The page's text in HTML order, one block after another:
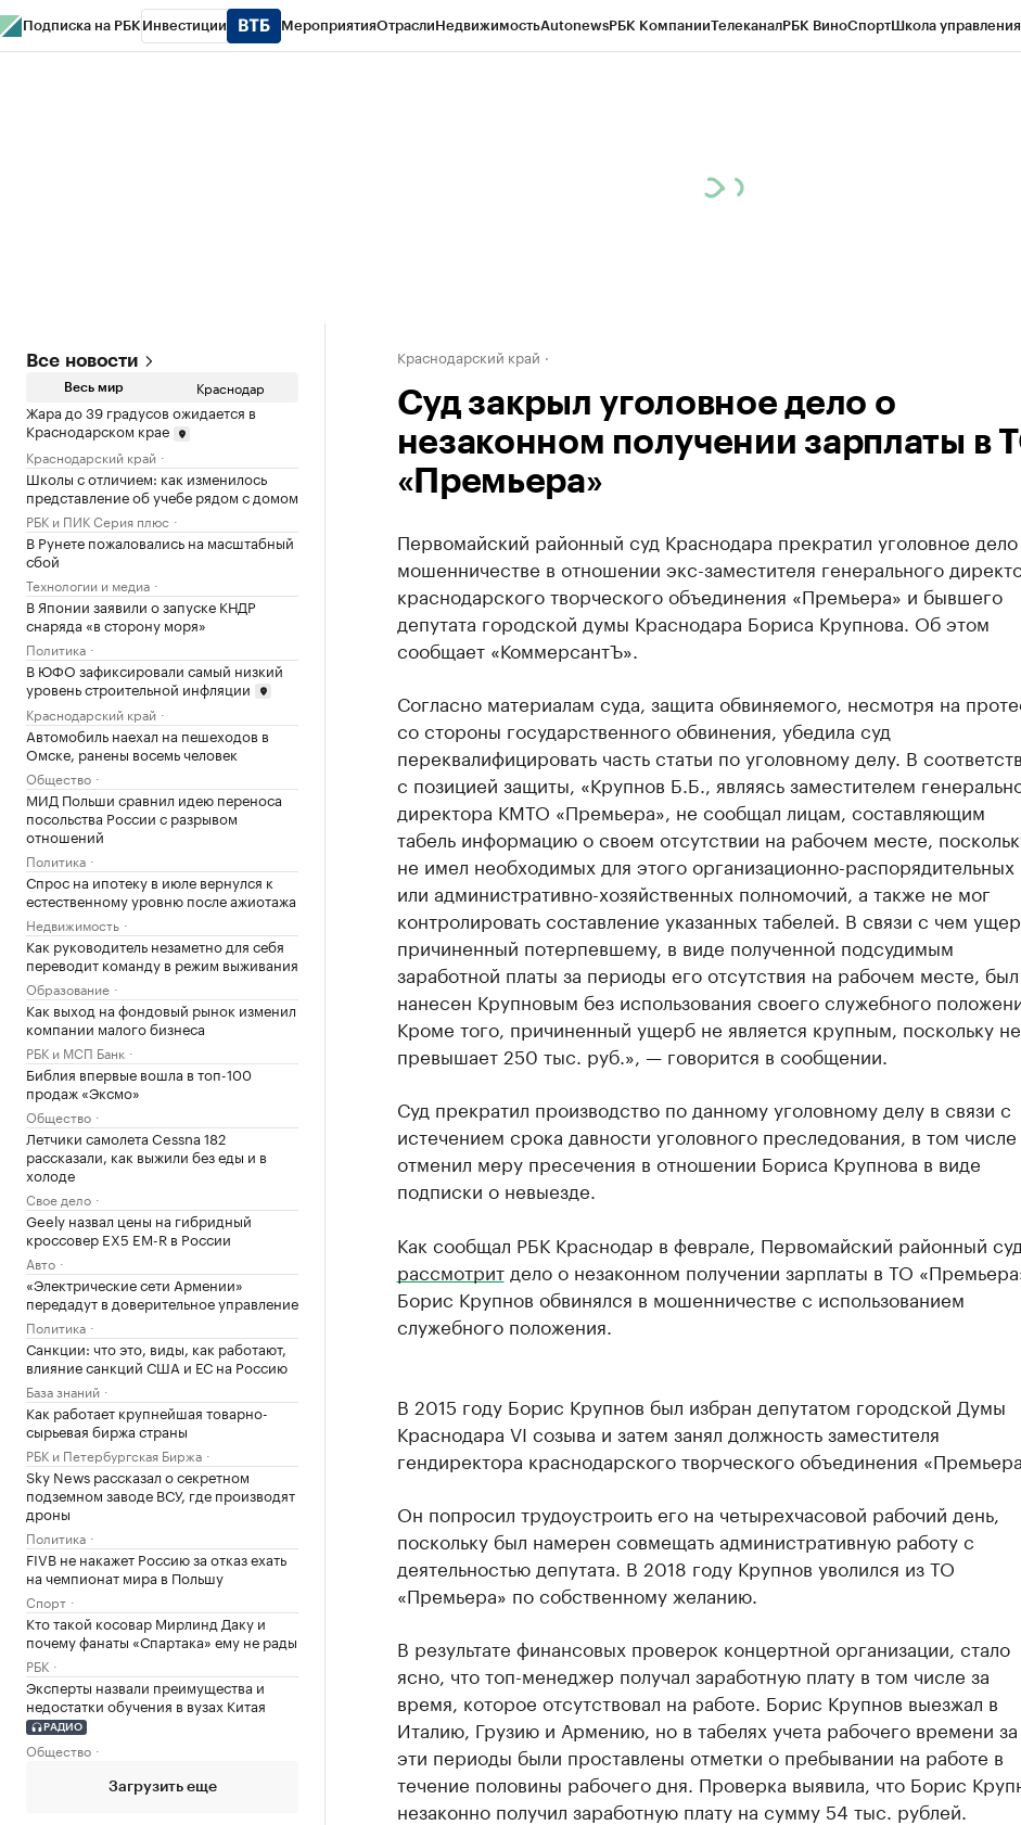
Подписка на РБК Инвестиции МероприятияОтраслиНедвижимостьAutonewsРБК КомпанииТелеканалРБК ВиноСпортШкола
Все новости
Весь мир Краснодар
Жара до 39 градусов ожидается в
Краснодарском крае
Краснодарский край
Школы с отличием: как изменилось
представление об учебе рядом с домом
РБК и ПИК Серия плюс
В Рунете пожаловались на масштабный
сбой
Технологии и медиа
В Японии заявили о запуске КНДР
снаряда «в сторону моря»
Политика
В ЮФО зафиксировали самый низкий
уровень строительной инфляции
Краснодарский край
Автомобиль наехал на пешеходов в
Омске, ранены восемь человек
Общество
МИД Польши сравнил идею переноса
посольства России с разрывом
отношений
Политика
Спрос на ипотеку в июле вернулся к
естественному уровню после ажиотажа
Недвижимость
Как руководитель незаметно для себя
переводит команду в режим выживания
Образование
Как выход на фондовый рынок изменил
компании малого бизнеса
РБК и МСП Банк
Библия впервые вошла в топ-100
продаж «Эксмо»
Общество
Летчики самолета Cessna 182
рассказали, как выжили без еды и в
холоде
Свое дело
Geely назвал цены на гибридный
кроссовер EX5 EM-R в России
Авто
«Электрические сети Армении»
передадут в доверительное управление
Политика
Санкции: что это, виды, как работают,
влияние санкций США и ЕС на Россию
База знаний
Как работает крупнейшая товарно-
сырьевая биржа страны
РБК и Петербургская Биржа
Sky News рассказал о секретном
подземном заводе ВСУ, где производят
дроны
Политика
FIVB не накажет Россию за отказ ехать
на чемпионат мира в Польшу
Спорт
Кто такой косовар Мирлинд Даку и
почему фанаты «Спартака» ему не рады
РБК
Эксперты назвали преимущества и
недостатки обучения в вузах Китая
РАДИО
Общество
Загрузить еще
Краснодарский край
Суд закрыл уголовное дело о
незаконном получении зарплаты в
«Премьера»
Первомайский районный суд Краснодара прекратил уголовное
мошенничестве в отношении экс-заместителя генерального
краснодарского творческого объединения «Премьера» и бывшего
депутата городской думы Краснодара Бориса Крупнова. Об этом
сообщает «КоммерсантЪ».
Согласно материалам суда, защита обвиняемого, несмотря на
со стороны государственного обвинения, убедила суд
переквалифицировать часть статьи по уголовному делу. В
с позицией защиты, «Крупнов Б.Б., являясь заместителем
директора КМТО «Премьера», не сообщал лицам, составляющим
табель информацию о своем отсутствии на рабочем месте,
не имел необходимых для этого организационно-распорядительных
или административно-хозяйственных полномочий, а также не мог
контролировать составление указанных табелей. В связи с чем
причиненный потерпевшему, в виде полученной подсудимым
заработной платы за периоды его отсутствия на рабочем месте, был
нанесен Крупновым без использования своего служебного
Кроме того, причиненный ущерб не является крупным, поскольку не
превышает 250 тыс. руб.», — говорится в сообщении.
Суд прекратил производство по данному уголовному делу в связи с
истечением срока давности уголовного преследования, в том числе
отменил меру пресечения в отношении Бориса Крупнова в виде
подписки о невыезде.
Как сообщал РБК Краснодар в феврале, Первомайский районный суд
рассмотритдело о незаконном получении зарплаты в ТО
Борис Крупнов обвинялся в мошенничестве с использованием
служебного положения.
В 2015 году Борис Крупнов был избран депутатом городской Думы
Краснодара VI созыва и затем занял должность заместителя
гендиректора краснодарского творческого объединения
Он попросил трудоустроить его на четырехчасовой рабочий день,
поскольку был намерен совмещать административную работу с
деятельностью депутата. В 2018 году Крупнов уволился из ТО
«Премьера» по собственному желанию.
В результате финансовых проверок концертной организации, стало
ясно, что топ-менеджер получал заработную плату в том числе за
время, которое отсутствовал на работе. Борис Крупнов выезжал в
Италию, Грузию и Армению, но в табелях учета рабочего времени за
эти периоды были проставлены отметки о пребывании на работе в
течение половины рабочего дня. Проверка выявила, что Борис
незаконно получил заработную плату на сумму 54 тыс. рублей.